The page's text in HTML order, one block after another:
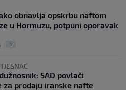
obnavlja opskrbu naftom
u Hormuzu, potpuni oporavak
1
SAD povlači
za prodaju iranske nafte